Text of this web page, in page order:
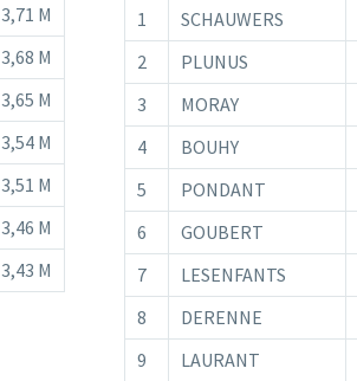
3,71 M
3,68 M
3,65 M
3,54 M
3,51 M
3,46 M
3,43 M
1 SCHAUWERS
2
PLUNUS
3
MORAY
4
BOUHY
5
PONDANT
6
GOUBERT
7
LESENFANTS
8
DERENNE
9
LAURANT